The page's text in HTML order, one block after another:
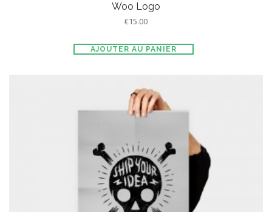
Woo Logo
€15.00
AJOUTER AU PANIER